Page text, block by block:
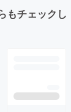
もチェックし